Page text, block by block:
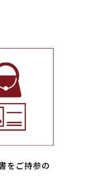
をご持参の